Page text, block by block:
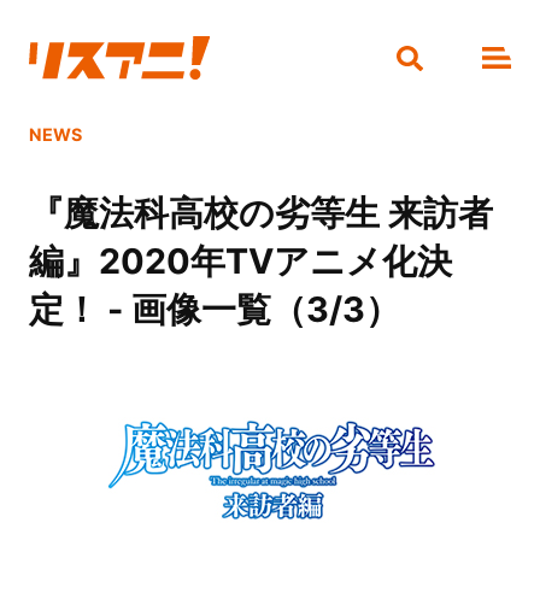
NEWS
『魔法科高校の劣等生 来訪者
編』2020年TVアニメ化決
定！ - 画像一覧（3/3）